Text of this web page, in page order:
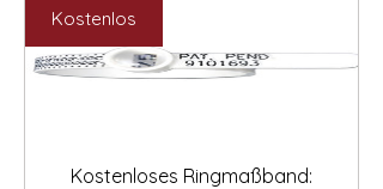
Kostenlos
Kostenloses Ringmaßband: